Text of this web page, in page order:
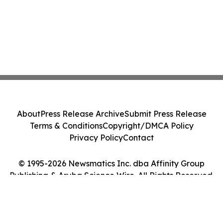
© 1995-2026 Newsmatics Inc. dba Affinity Group
Publishing & Aruba Science Wire. All Rights Reserved.
AboutPress Release ArchiveSubmit Press Release
Terms & ConditionsCopyright/DMCA Policy
Privacy PolicyContact